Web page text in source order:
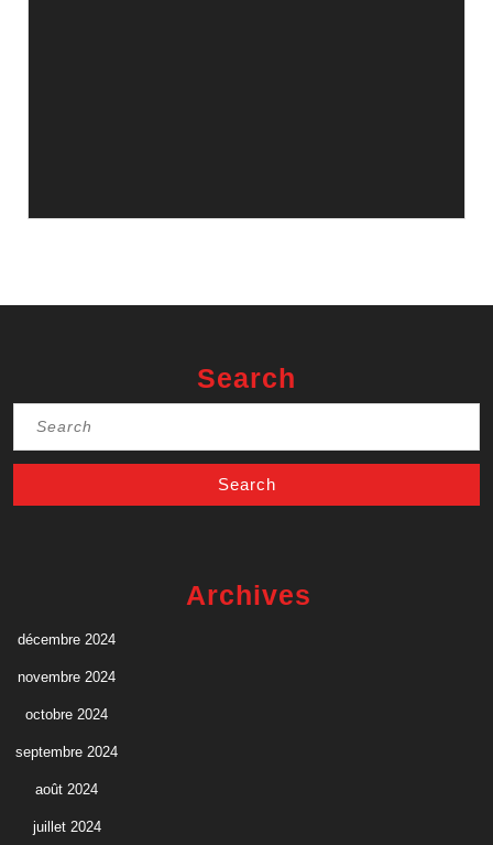
Search
Archives
décembre 2024
novembre 2024
octobre 2024
septembre 2024
août 2024
juillet 2024